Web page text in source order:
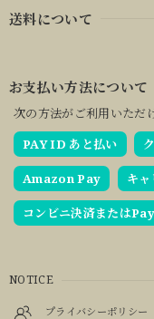
送料について
お支払い方法について
次の方法がご利用いただ
PAY ID あと払い
Amazon Pay キ
コンビニ決済または
NOTICE
プライバシーポリシー